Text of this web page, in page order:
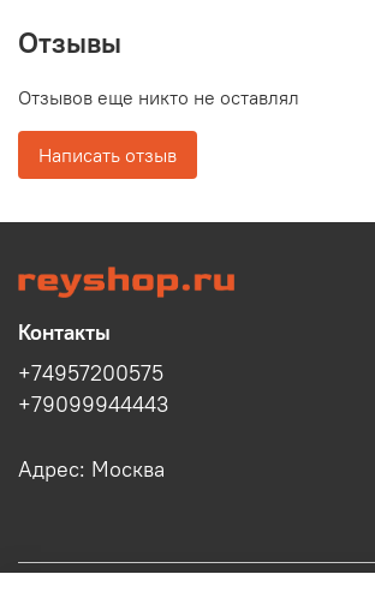
Отзывы
Отзывов еще никто не оставлял
Написать отзыв
Контакты
+74957200575
+79099944443
Адрес: Москва